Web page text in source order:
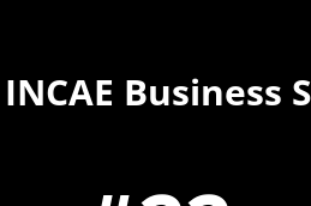
INCAE Business